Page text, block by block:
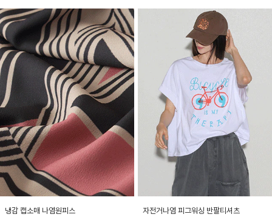
냉감 캡소매 나염원피스 자전거나염 피그워싱 반팔티셔츠